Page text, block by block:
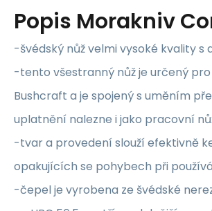
Popis Morakniv
-švédský nůž velmi vysoké kvality s
-tento všestranný nůž je určený
Bushcraft a je spojený s uměním
uplatnění nalezne i jako pracovní
-tvar a provedení slouží efektivně
opakujících se pohybech při
-čepel je vyrobena ze švédské